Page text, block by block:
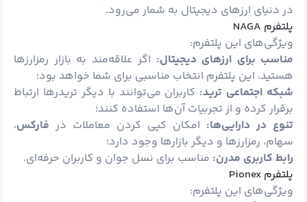
در دنیای ارزهای دیجیتال به شمار می‌رود.
پلتفرم NAGA
ویژگی‌های این پلتفرم:
مناسب برای ارزهای دیجیتال: اگر علاقه‌مند به بازار رمزارزها
هستید، این پلتفرم انتخاب مناسبی برای شما خواهد بود؛
شبکه اجتماعی ترید: کاربران می‌توانند با دیگر تریدرها ارتباط
برقرار کرده و از تجربیات آن‌ها استفاده کنند؛
تنوع در دارایی‌ها: امکان کپی کردن معاملات در فارکس،
سهام، رمزارزها و دیگر بازارها وجود دارد؛
رابط کاربری مدرن: مناسب برای نسل جوان و کاربران حرفه‌ای.
پلتفرم Pionex
ویژگی‌های این پلتفرم: